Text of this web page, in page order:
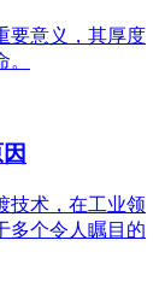
要意义，其厚度
技术，在工业领
多个令人瞩目的